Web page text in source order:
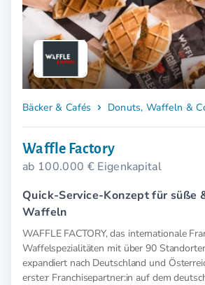
Bäcker & Cafés Donuts, Waffeln &
Waffle Factory
ab 100.000 € Eigenkapital
Quick-Service-Konzept für süße
Waffeln
WAFFLE FACTORY, das internationale
Waffelspezialitäten mit über 90
expandiert nach Deutschland und
erste:r Franchisepartner:in auf dem